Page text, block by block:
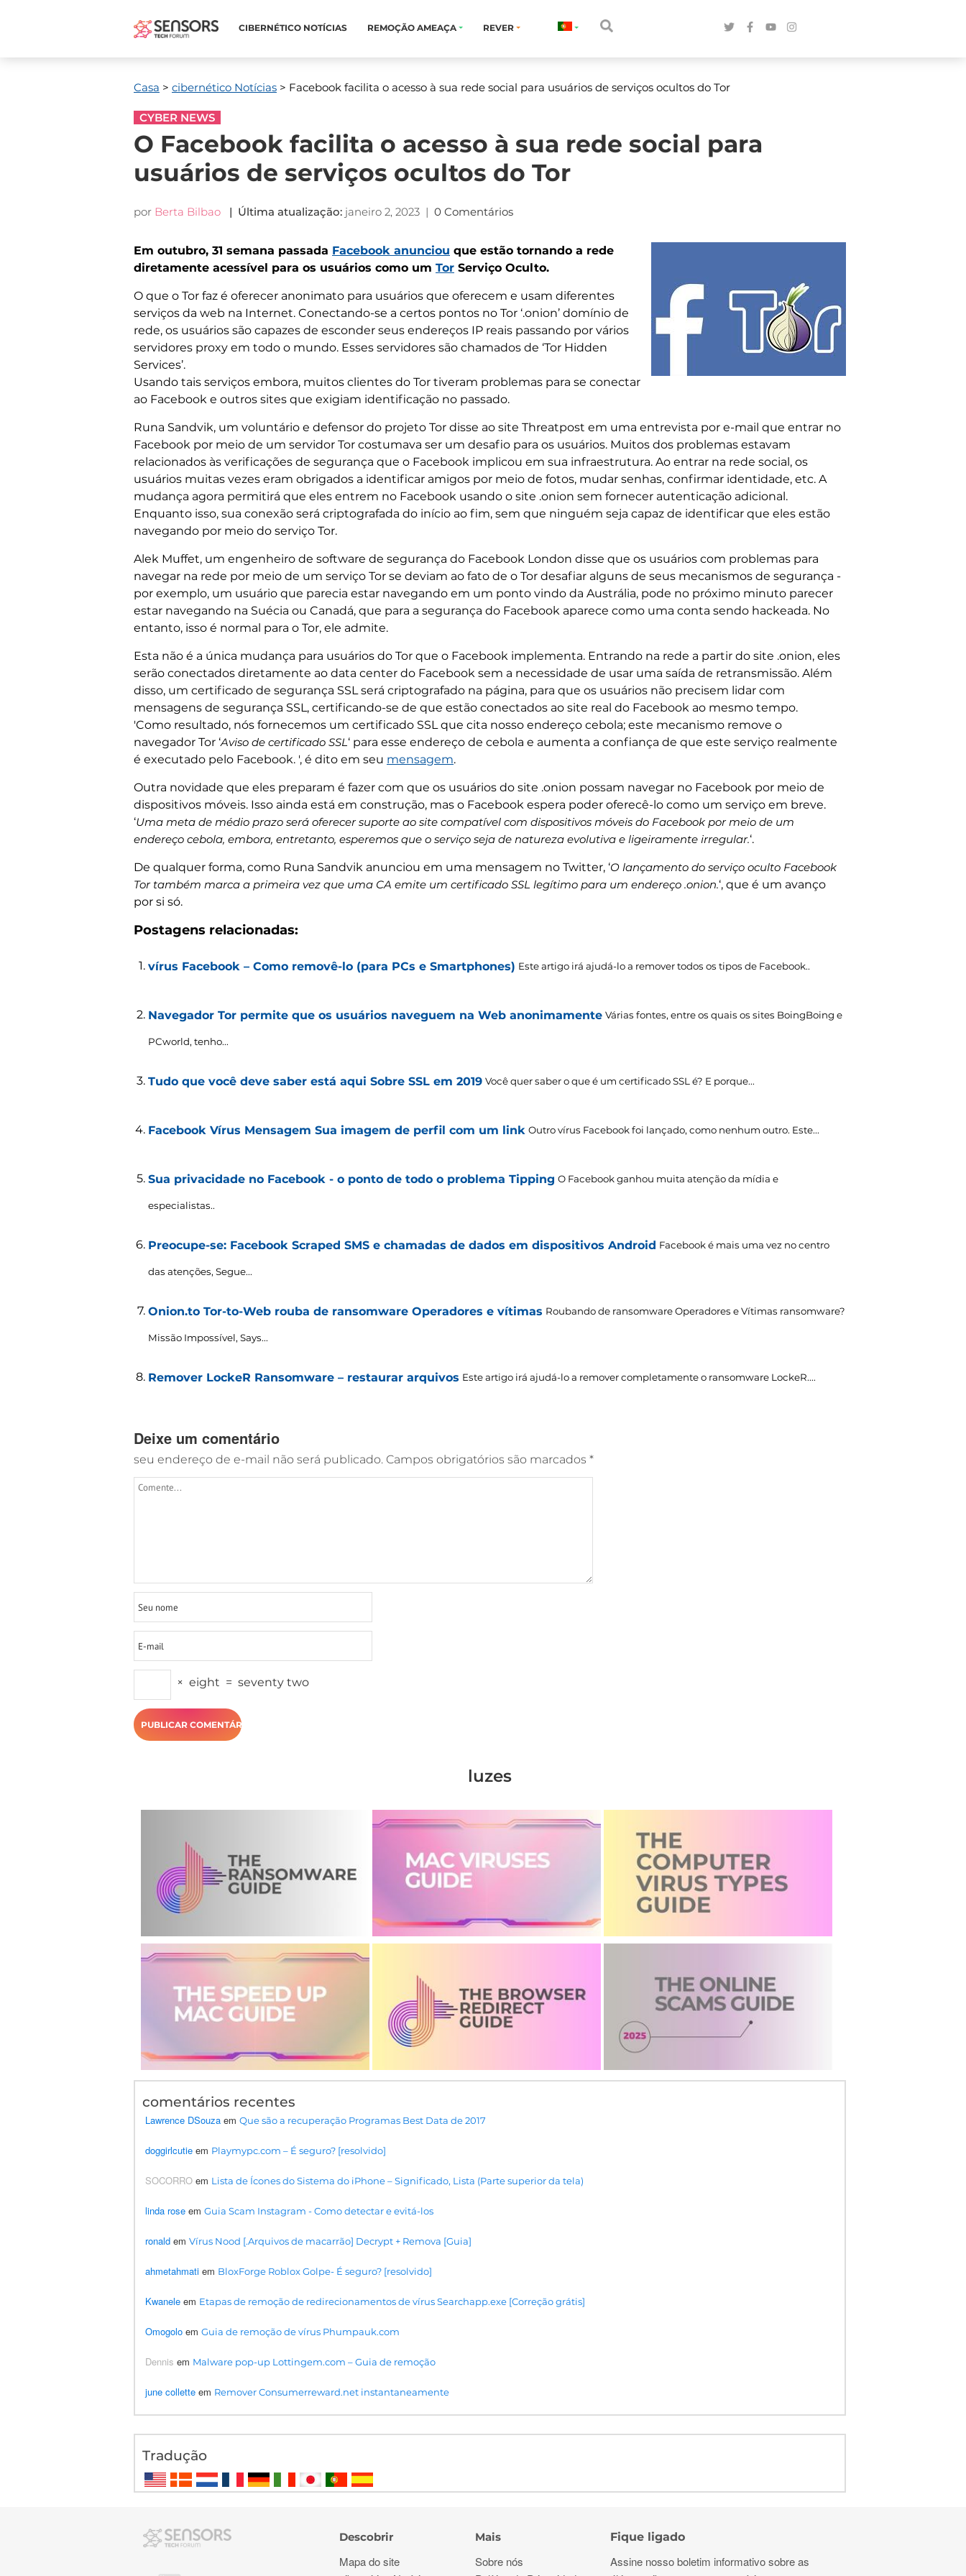
CIBERNÉTICO NOTÍCIAS REMOÇÃO AMEAÇA REVER
Casa > cibernético Notícias > Facebook facilita o acesso à sua rede social para usuários de serviços ocultos do Tor
CYBER NEWS
O Facebook facilita o acesso à sua rede social para
usuários de serviços ocultos do Tor
por Berta Bilbao | Última atualização: janeiro 2, 2023 | 0 Comentários
Em outubro, 31 semana passada Facebook anunciou que estão tornando a rede
diretamente acessível para os usuários como um Tor Serviço Oculto.
O que o Tor faz é oferecer anonimato para usuários que oferecem e usam diferentes
serviços da web na Internet. Conectando-se a certos pontos no Tor ‘.onion’ domínio de
rede, os usuários são capazes de esconder seus endereços IP reais passando por vários
servidores proxy em todo o mundo. Esses servidores são chamados de ‘Tor Hidden
Services’.
Usando tais serviços embora, muitos clientes do Tor tiveram problemas para se conectar
ao Facebook e outros sites que exigiam identificação no passado.
Runa Sandvik, um voluntário e defensor do projeto Tor disse ao site Threatpost em uma entrevista por e-mail que entrar no
Facebook por meio de um servidor Tor costumava ser um desafio para os usuários. Muitos dos problemas estavam
relacionados às verificações de segurança que o Facebook implicou em sua infraestrutura. Ao entrar na rede social, os
usuários muitas vezes eram obrigados a identificar amigos por meio de fotos, mudar senhas, confirmar identidade, etc. A
mudança agora permitirá que eles entrem no Facebook usando o site .onion sem fornecer autenticação adicional.
Enquanto isso, sua conexão será criptografada do início ao fim, sem que ninguém seja capaz de identificar que eles estão
navegando por meio do serviço Tor.
Alek Muffet, um engenheiro de software de segurança do Facebook London disse que os usuários com problemas para
navegar na rede por meio de um serviço Tor se deviam ao fato de o Tor desafiar alguns de seus mecanismos de segurança -
por exemplo, um usuário que parecia estar navegando em um ponto vindo da Austrália, pode no próximo minuto parecer
estar navegando na Suécia ou Canadá, que para a segurança do Facebook aparece como uma conta sendo hackeada. No
entanto, isso é normal para o Tor, ele admite.
Esta não é a única mudança para usuários do Tor que o Facebook implementa. Entrando na rede a partir do site .onion, eles
serão conectados diretamente ao data center do Facebook sem a necessidade de usar uma saída de retransmissão. Além
disso, um certificado de segurança SSL será criptografado na página, para que os usuários não precisem lidar com
mensagens de segurança SSL, certificando-se de que estão conectados ao site real do Facebook ao mesmo tempo.
'Como resultado, nós fornecemos um certificado SSL que cita nosso endereço cebola; este mecanismo remove o
navegador Tor ‘Aviso de certificado SSL‘ para esse endereço de cebola e aumenta a confiança de que este serviço realmente
é executado pelo Facebook. ', é dito em seu mensagem.
Outra novidade que eles preparam é fazer com que os usuários do site .onion possam navegar no Facebook por meio de
dispositivos móveis. Isso ainda está em construção, mas o Facebook espera poder oferecê-lo como um serviço em breve.
‘Uma meta de médio prazo será oferecer suporte ao site compatível com dispositivos móveis do Facebook por meio de um
endereço cebola, embora, entretanto, esperemos que o serviço seja de natureza evolutiva e ligeiramente irregular.‘.
De qualquer forma, como Runa Sandvik anunciou em uma mensagem no Twitter, ‘O lançamento do serviço oculto Facebook
Tor também marca a primeira vez que uma CA emite um certificado SSL legítimo para um endereço .onion.‘, que é um avanço
por si só.
Postagens relacionadas:
vírus Facebook – Como removê-lo (para PCs e Smartphones) Este artigo irá ajudá-lo a remover todos os tipos de Facebook..
Navegador Tor permite que os usuários naveguem na Web anonimamente Várias fontes, entre os quais os sites BoingBoing e
PCworld, tenho...
Tudo que você deve saber está aqui Sobre SSL em 2019 Você quer saber o que é um certificado SSL é? E porque...
Facebook Vírus Mensagem Sua imagem de perfil com um link Outro vírus Facebook foi lançado, como nenhum outro. Este...
Sua privacidade no Facebook - o ponto de todo o problema Tipping O Facebook ganhou muita atenção da mídia e
especialistas..
Preocupe-se: Facebook Scraped SMS e chamadas de dados em dispositivos Android Facebook é mais uma vez no centro
das atenções, Segue...
Onion.to Tor-to-Web rouba de ransomware Operadores e vítimas Roubando de ransomware Operadores e Vítimas ransomware?
Missão Impossível, Says...
Remover LockeR Ransomware – restaurar arquivos Este artigo irá ajudá-lo a remover completamente o ransomware LockeR....
Deixe um comentário
seu endereço de e-mail não será publicado. Campos obrigatórios são marcados *
× eight = seventy two
luzes
comentários recentes
Lawrence DSouza em Que são a recuperação Programas Best Data de 2017
doggirlcutie em Playmypc.com – É seguro? [resolvido]
SOCORRO em Lista de Ícones do Sistema do iPhone – Significado, Lista (Parte superior da tela)
linda rose em Guia Scam Instagram - Como detectar e evitá-los
ronald em Vírus Nood [.Arquivos de macarrão] Decrypt + Remova [Guia]
ahmetahmati em BloxForge Roblox Golpe- É seguro? [resolvido]
Kwanele em Etapas de remoção de redirecionamentos de vírus Searchapp.exe [Correção grátis]
Omogolo em Guia de remoção de vírus Phumpauk.com
Dennis em Malware pop-up Lottingem.com – Guia de remoção
june collette em Remover Consumerreward.net instantaneamente
Tradução
Descobrir
Mapa do site
Mais
Sobre nós
Fique ligado
Assine nosso boletim informativo sobre as